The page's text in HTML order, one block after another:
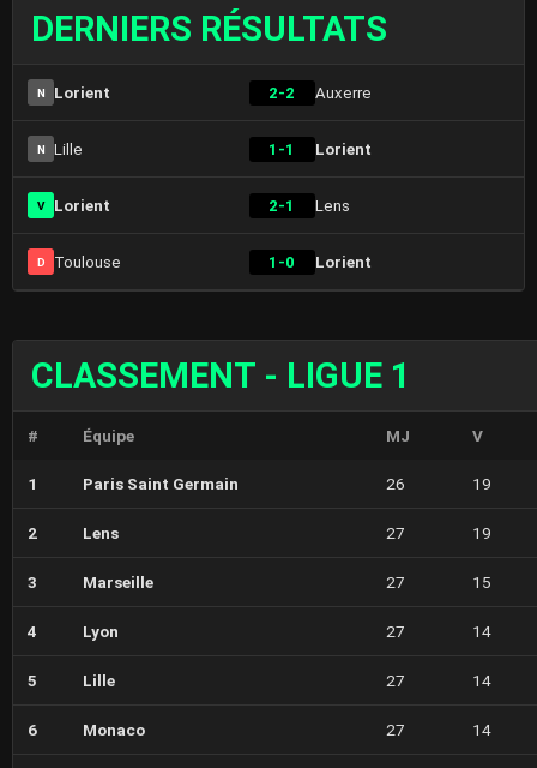
DERNIERS RÉSULTATS
N Lorient 2-2 Auxerre
N Lille 1-1 Lorient
V Lorient 2-1 Lens
D Toulouse 1-0 Lorient
CLASSEMENT - LIGUE 1
# Équipe MJ V
1 Paris Saint Germain 26 19
2 Lens 27 19
3 Marseille 27 15
4 Lyon 27 14
5 Lille 27 14
6 Monaco 27 14